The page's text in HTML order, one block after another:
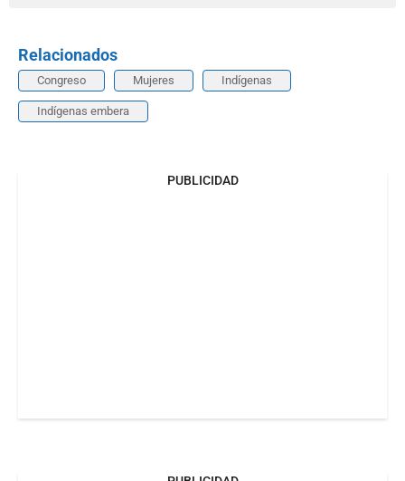
Relacionados
Congreso Mujeres Indígenas
Indígenas embera
PUBLICIDAD